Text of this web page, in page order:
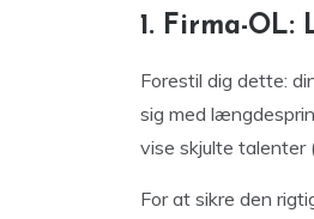
1. Firma-OL:
Forestil dig dette:
sig med
vise skjulte talenter
For at sikre den